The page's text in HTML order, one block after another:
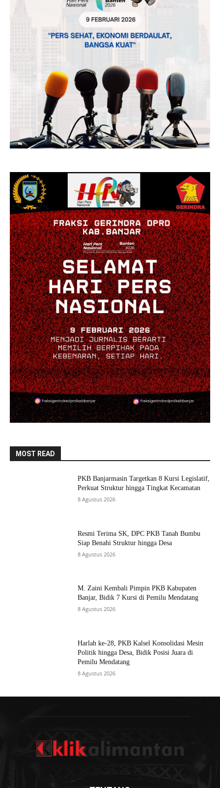
MOST READ
PKB Banjarmasin Targetkan 8 Kursi Legislatif,
Perkuat Struktur hingga Tingkat Kecamatan
8 Agustus 2026
Resmi Terima SK, DPC PKB Tanah Bumbu
Siap Benahi Struktur hingga Desa
8 Agustus 2026
M. Zaini Kembali Pimpin PKB Kabupaten
Banjar, Bidik 7 Kursi di Pemilu Mendatang
8 Agustus 2026
Harlah ke-28, PKB Kalsel Konsolidasi Mesin
Politik hingga Desa, Bidik Posisi Juara di
Pemilu Mendatang
8 Agustus 2026